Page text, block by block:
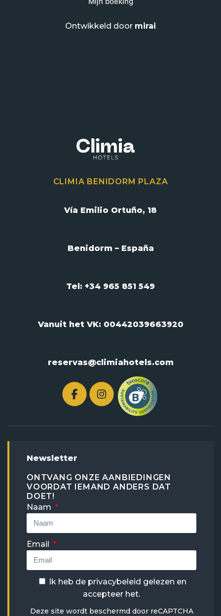
Ontwikkeld door mirai
CLIMIA BENIDORM PLAZA
Vía Emilio Ortuño, 18
Benidorm – España
Tel: +34 965 851 549
Vanuit het VK: 00442039663920
reservas@climiahotels.com
Newsletter
ONTVANG ONZE AANBIEDINGEN
VOORDAT IEMAND ANDERS DAT
DOET!
Naam
Email
Ik heb de privacybeleid gelezen en
accepteer het.
Deze site wordt beschermd door reCAPTCHA